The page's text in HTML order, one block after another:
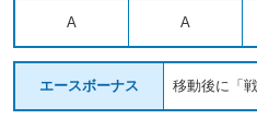
A A
エースボーナス 移動後に「